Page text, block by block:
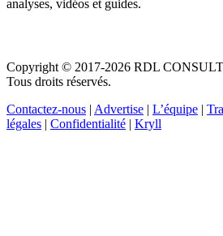
analyses, vidéos et guides.
Copyright © 2017-2026 RDL
Tous droits réservés.
Contactez-nous | Advertise | L’équipe |
légales | Confidentialité | Kryll